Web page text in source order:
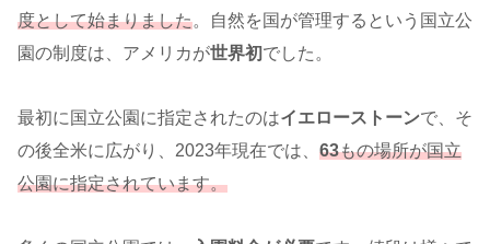
度として始まりました。自然を国が管理するという国立公
園の制度は、アメリカが世界初でした。
最初に国立公園に指定されたのはイエローストーンで、そ
の後全米に広がり、2023年現在では、 63もの場所が国立
公園に指定されています。